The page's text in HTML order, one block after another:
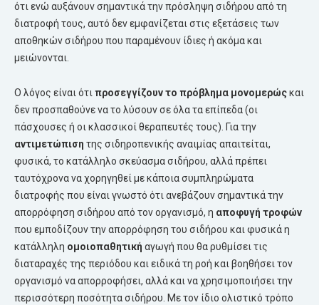
ότι ενώ αυξάνουν σημαντικά την πρόσληψη σιδήρου από τη
διατροφή τους, αυτό δεν εμφανίζεται στις εξετάσεις των
αποθηκών σιδήρου που παραμένουν ίδιες ή ακόμα και
μειώνονται.
Ο λόγος είναι ότιπροσεγγίζουν το πρόβλημα μονομερώςκαι
δεν προσπαθούνε να το λύσουν σε όλα τα επίπεδα (οι
πάσχουσες ή οι κλασσικοί θεραπευτές τους). Για την
αντιμετώπιση της σιδηροπενικής αναιμίας απαιτείται,
φυσικά, το κατάλληλο σκεύασμα σιδήρου, αλλά πρέπει
ταυτόχρονα να χορηγηθεί με κάποια συμπληρώματα
διατροφής που είναι γνωστό ότι ανεβάζουν σημαντικά την
απορρόφηση σιδήρου από τον οργανισμό, η αποφυγή τροφών
που εμποδίζουν την απορρόφηση του σιδήρου και φυσικά η
κατάλληλη ομοιοπαθητική αγωγή που θα ρυθμίσει τις
διαταραχές της περιόδου και ειδικά τη ροή και βοηθήσει τον
οργανισμό να απορροφήσει, αλλά και να χρησιμοποιήσει την
περισσότερη ποσότητα σιδήρου. Με τον ίδιο ολιστικό τρόπο